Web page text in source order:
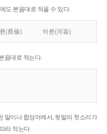
도 본음대로 적을 수 있다.
(蔡倫) 하륜(河崙)
음대로 적는다.
말이나 합성어에서, 뒷말의 첫소리가
라 적는다.